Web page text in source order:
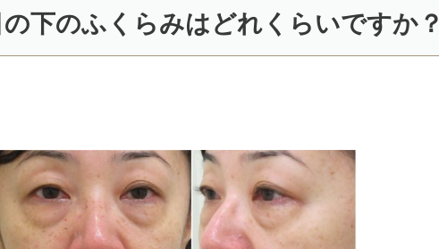
下のふくらみはどれくらいですか？